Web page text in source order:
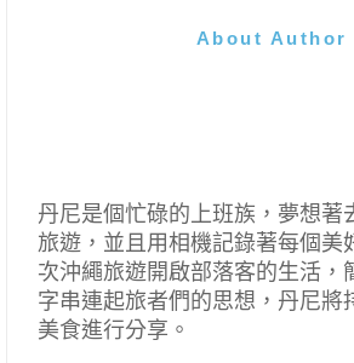
About Author
丹尼是個忙碌的上班族，夢想著
旅遊，並且用相機記錄著每個美
次沖繩旅遊開啟部落客的生活，
字串連起旅者們的思想，丹尼將
美食進行分享。